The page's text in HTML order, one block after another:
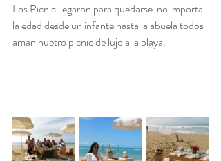
Los Picnic llegaron para quedarse  no importa
la edad desde un infante hasta la abuela todos
aman nuetro picnic de lujo a la playa.